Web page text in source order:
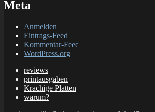
Meta
Anmelden
Eintrags-Feed
Kommentar-Feed
WordPress.org
reviews
printausgaben
Krachige Platten
warum?